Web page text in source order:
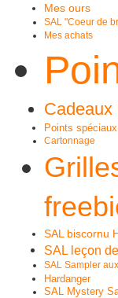
Mes ours
SAL "Coeur de
Mes achats
Cadeaux
Points spéciaux
Cartonnage
SAL biscornu
SAL leçon
SAL Sampler
Hardanger
SAL Mystery